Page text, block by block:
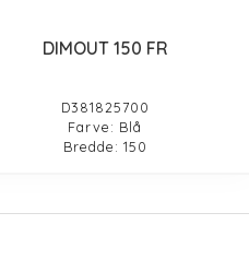
DIMOUT 150 FR
D381825700
Farve: Blå
Bredde: 150